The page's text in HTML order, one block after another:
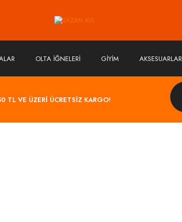
OLTA İĞNELERİ GİYİM AKSESUARLAR
TL VE ÜZERİ ÜCRETSİZ KARGO!